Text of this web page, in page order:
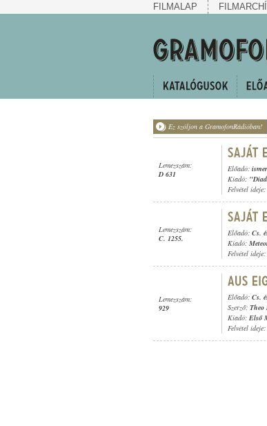
FILMALAP
Ez szóljon a GramofonRádióban!
Lemezszám:
D 631
Előadó:
Kiadó:
Felvétel ideje:
Lemezszám:
C. 1255.
Előadó: Cs.
Kiadó:
Felvétel ideje:
Lemezszám:
929
Előadó: Cs.
Szerző: Theo
Kiadó: Első
Felvétel ideje: